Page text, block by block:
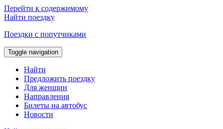
Перейти к содержимому
Найти поездку
Поездки с попутчиками
Toggle navigation
Найти
Предложить поездку
Для женщин
Направления
Билеты на автобус
Новости